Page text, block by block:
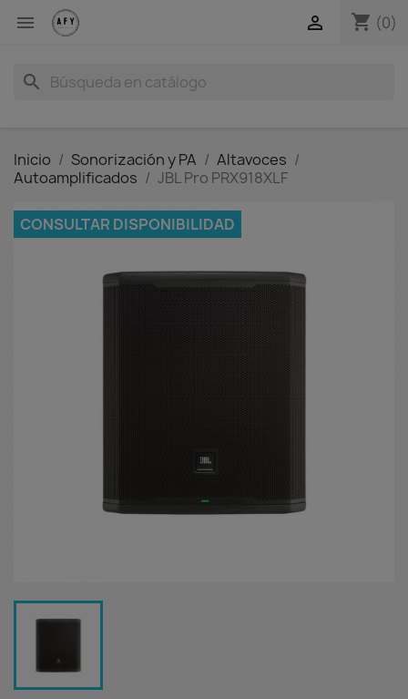
 shopping_cart (0)

search
Inicio Sonorización y PA
Altavoces
Autoamplificados
JBL Pro PRX918XLF
CONSULTAR DISPONIBILIDAD